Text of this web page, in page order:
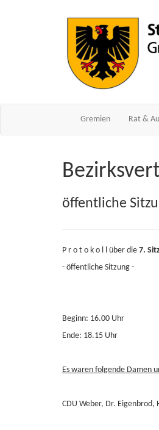
Gremien Rat &
öffentliche
P r o t o k o l l über die 7.
- öffentliche Sitzung -
Beginn: 16.00 Uhr
Ende: 18.15 Uhr
Es waren folgende Damen
CDU Weber, Dr.